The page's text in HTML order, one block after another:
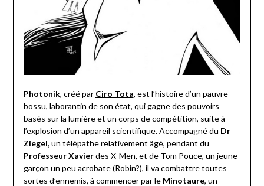
Photonik, créé par Ciro Tota, est l’histoire d’un pauvre
bossu, laborantin de son état, qui gagne des pouvoirs
basés sur la lumière et un corps de compétition, suite à
l’explosion d’un appareil scientifique. Accompagné du Dr
Ziegel,un télépathe relativement âgé, pendant du
Professeur Xavierdes X-Men, et de Tom Pouce, un jeune
garçon un peu acrobate (Robin?), il va combattre toutes
sortes d’ennemis, à commencer par le Minotaure, un